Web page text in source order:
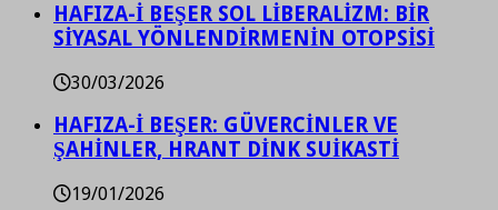
HAFIZA-İ BEŞER SOL LİBERALİZM: BİR
SİYASAL YÖNLENDİRMENİN OTOPSİSİ
30/03/2026
HAFIZA-İ BEŞER: GÜVERCİNLER VE
ŞAHİNLER, HRANT DİNK SUİKASTİ
19/01/2026